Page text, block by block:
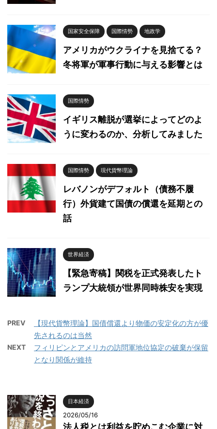
国家安全保障 国際情勢 地政学
アメリカがウクライナを見捨てる？
冬将軍が軍事行動に与える影響とは
国際情勢
イギリス離脱が選挙によってどのよ
うに変わるのか、分析してみました
国際情勢 現代貨幣理論
レバノンがデフォルト（債務不履
行）外貨建て国債の償還を延期との
話
世界経済
【緊急寄稿】関税を正式発表したト
ランプ大統領が世界同時株安を実現
PREV
【現代貨幣理論】国債償還より物価の安定化の方が優
先されるのは当然
NEXT
フィリピンとアメリカの訪問軍地位協定の破棄が保留
となり関係が維持
日本経済
2026/05/16
法人税とは利益を貯めこむ企業に対